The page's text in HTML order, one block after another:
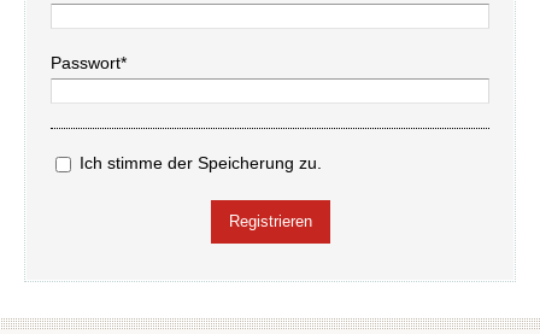
Passwort*
Ich stimme der Speicherung zu.